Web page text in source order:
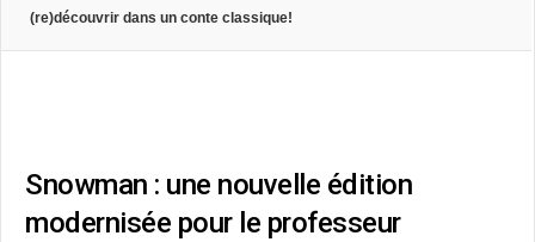
(re)découvrir dans un conte classique!
Snowman : une nouvelle édition
modernisée pour le professeur